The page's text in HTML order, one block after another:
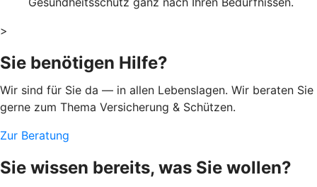
>
Sie benötigen Hilfe?
Wir sind für Sie da — in allen Lebenslagen. Wir beraten Sie
gerne zum Thema Versicherung & Schützen.
Zur Beratung
Sie wissen bereits, was Sie wollen?